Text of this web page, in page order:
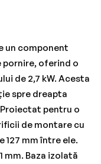
un component
pornire, oferind o
de 2,7 kW. Acesta
spre dreapta
pentru o
de montare cu
127 mm între ele.
mm. Baza izolată